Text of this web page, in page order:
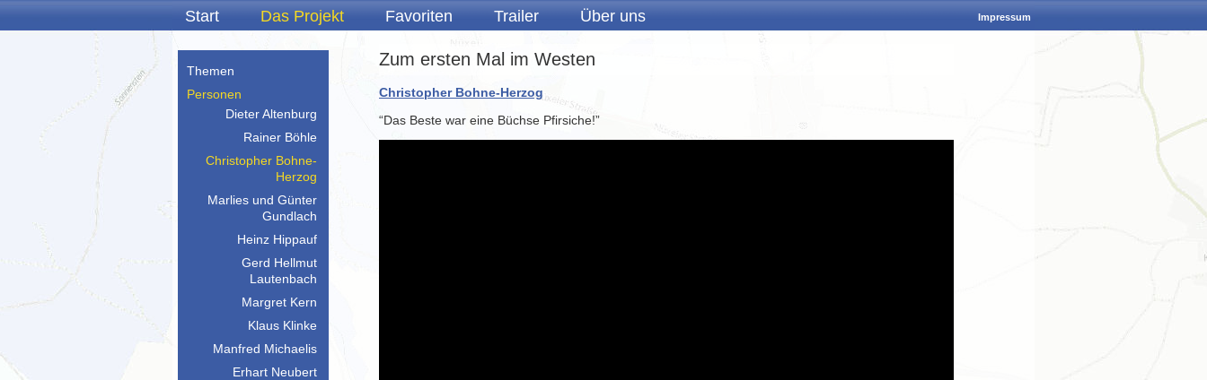
Zum ersten Mal im Westen
Christopher Bohne-Herzog
“Das Beste war eine Büchse Pfirsiche!”
Start Das Projekt
Themen
Personen
Dieter Altenburg
Rainer Böhle
Christopher Bohne-
Herzog
Marlies und Günter
Gundlach
Heinz Hippauf
Gerd Hellmut
Lautenbach
Margret Kern
Klaus Klinke
Manfred Michaelis
Erhart Neubert
Favoriten Trailer Über uns Impressum